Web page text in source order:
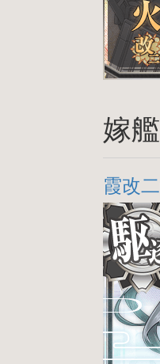
嫁艦
霞改二